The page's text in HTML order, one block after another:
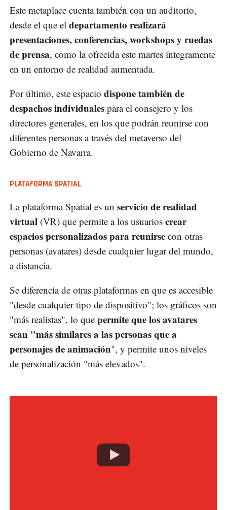
Este metaplace cuenta también con un auditorio,
desde el que el departamento realizará
presentaciones, conferencias, workshops y ruedas
de prensa, como la ofrecida este martes íntegramente
en un entorno de realidad aumentada.
Por último, este espacio dispone también de
despachos individuales para el consejero y los
directores generales, en los que podrán reunirse con
diferentes personas a través del metaverso del
Gobierno de Navarra.
PLATAFORMA SPATIAL
La plataforma Spatial es un servicio de realidad
virtual (VR) que permite a los usuarios crear
espacios personalizados para reunirse con otras
personas (avatares) desde cualquier lugar del mundo,
a distancia.
Se diferencia de otras plataformas en que es accesible
"desde cualquier tipo de dispositivo"; los gráficos son
"más realistas", lo que permite que los avatares
sean "más similares a las personas que a
personajes de animación", y permite unos niveles
de personalización "más elevados".